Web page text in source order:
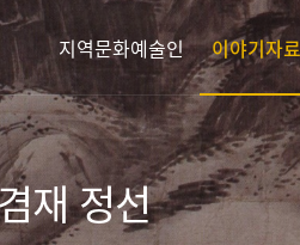
지역문화예술인 이야기자료
재 정선